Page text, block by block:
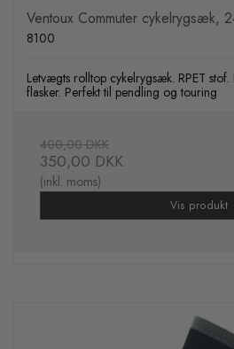
Ventoux Commuter cykelrygsæk,
8100
Letvægts rolltop cykelrygsæk. RPET
flasker. Perfekt til pendling og touring
400,00 DKK
350,00 DKK
(inkl. moms)
Vis produkt